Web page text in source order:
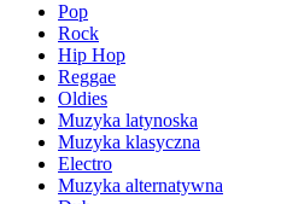
Pop
Rock
Hip Hop
Reggae
Oldies
Muzyka latynoska
Muzyka klasyczna
Electro
Muzyka alternatywna